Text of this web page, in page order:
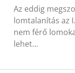
Az eddig
lomtalanítás az
nem férő
lehet…